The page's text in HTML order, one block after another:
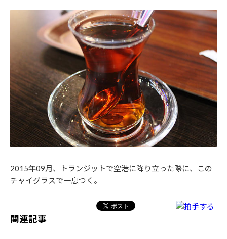
2015年09月、トランジットで空港に降り立った際に、この
チャイグラスで一息つく。
関連記事